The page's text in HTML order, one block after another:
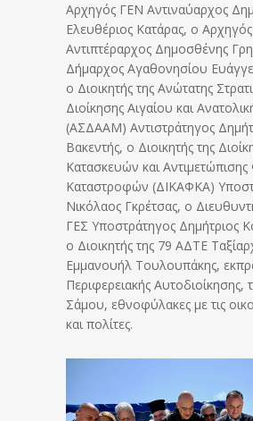
Αρχηγός ΓΕΝ Αντιναύαρχος
Ελευθέριος Κατάρας, ο
Αντιπτέραρχος Δημοσθένης
Δήμαρχος Αγαθονησίου
ο Διοικητής της Ανώτατης
Διοίκησης Αιγαίου και
(ΑΣΔΑΑΜ) Αντιστράτηγος
Βακεντής, ο Διοικητής της
Κατασκευών και
Καταστροφών (ΔΙΚΑΦΚΑ)
Νικόλαος Γκρέτσας, ο
ΓΕΣ Υποστράτηγος Δημήτριος
ο Διοικητής της 79 ΑΔΤΕ
Εμμανουήλ Τουλουπάκης,
Περιφερειακής Αυτοδιοίκησης,
Σάμου, εθνοφύλακες με τις
και πολίτες.